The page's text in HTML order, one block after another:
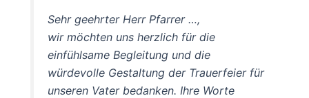
Sehr geehrter Herr Pfarrer …,
wir möchten uns herzlich für die
einfühlsame Begleitung und die
würdevolle Gestaltung der Trauerfeier für
unseren Vater bedanken. Ihre Worte